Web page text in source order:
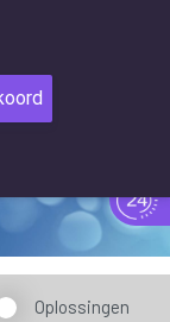
Oplossingen